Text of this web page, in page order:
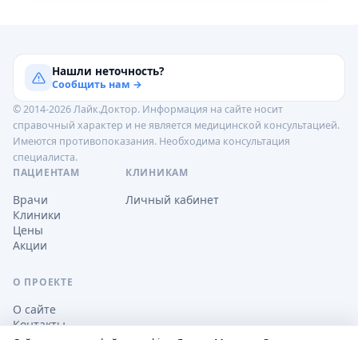
Нашли неточность?
Сообщить нам →
© 2014-2026 Лайк.Доктор. Информация на сайте носит
справочный характер и не является медицинской консультацией.
Имеются противопоказания. Необходима консультация
специалиста.
ПАЦИЕНТАМ
Врачи
Клиники
Цены
Акции
КЛИНИКАМ
Личный кабинет
О ПРОЕКТЕ
О сайте
Контакты